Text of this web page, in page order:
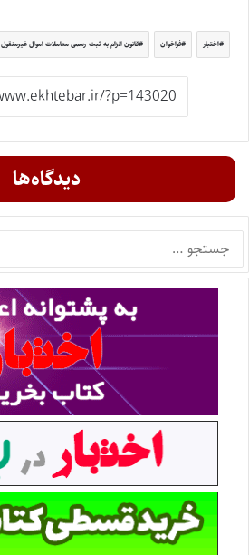
اختبار فراخوان قانون الزام به ثبت رسمی معاملات اموال غیرمنقول
دیدگاه‌ها